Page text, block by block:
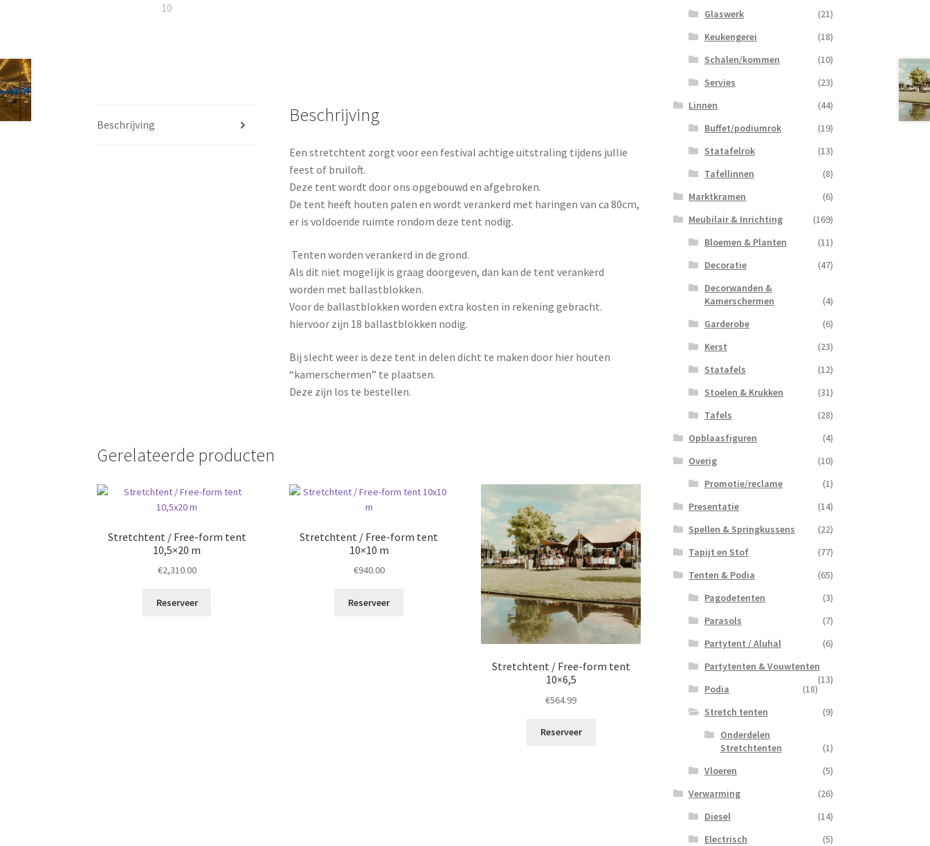
Beschrijving Beschrijving
Een stretchtent zorgt voor een festival achtige uitstraling tijdens jullie
feest of bruiloft.
Deze tent wordt door ons opgebouwd en afgebroken.
De tent heeft houten palen en wordt verankerd met haringen van ca 80cm,
er is voldoende ruimte rondom deze tent nodig.
Tenten worden verankerd in de grond.
Als dit niet mogelijk is graag doorgeven, dan kan de tent verankerd
worden met ballastblokken.
Voor de ballastblokken worden extra kosten in rekening gebracht.
hiervoor zijn 18 ballastblokken nodig.
Bij slecht weer is deze tent in delen dicht te maken door hier houten
“kamerschermen” te plaatsen.
Deze zijn los te bestellen.
Gerelateerde producten
Stretchtent / Free-form tent
10,5×20 m
€2,310.00
Reserveer
Stretchtent / Free-form tent
10×10 m
€940.00
Reserveer
Stretchtent / Free-form tent
10×6,5
€564.99
Reserveer
Glaswerk
(21)
Keukengerei
(18)
Schalen/kommen
(10)
Servies
(23)
Linnen
(44)
Buffet/podiumrok
(19)
Statafelrok
(13)
Tafellinnen
(8)
Marktkramen
(6)
Meubilair & Inrichting
(169)
Bloemen & Planten
(11)
Decoratie
(47)
Decorwanden &
Kamerschermen
(4)
Garderobe
(6)
Kerst
(23)
Statafels
(12)
Stoelen & Krukken
(31)
Tafels
(28)
Opblaasfiguren
(4)
Overig
(10)
Promotie/reclame
(1)
Presentatie
(14)
Spellen & Springkussens
(22)
Tapijt en Stof
(77)
Tenten & Podia
(65)
Pagodetenten
(3)
Parasols
(7)
Partytent / Aluhal
(6)
Partytenten & Vouwtenten
(13)
Podia
(18)
Stretch tenten
(9)
Onderdelen
Stretchtenten
(1)
Vloeren
(5)
Verwarming
(26)
Diesel
(14)
Electrisch
(5)